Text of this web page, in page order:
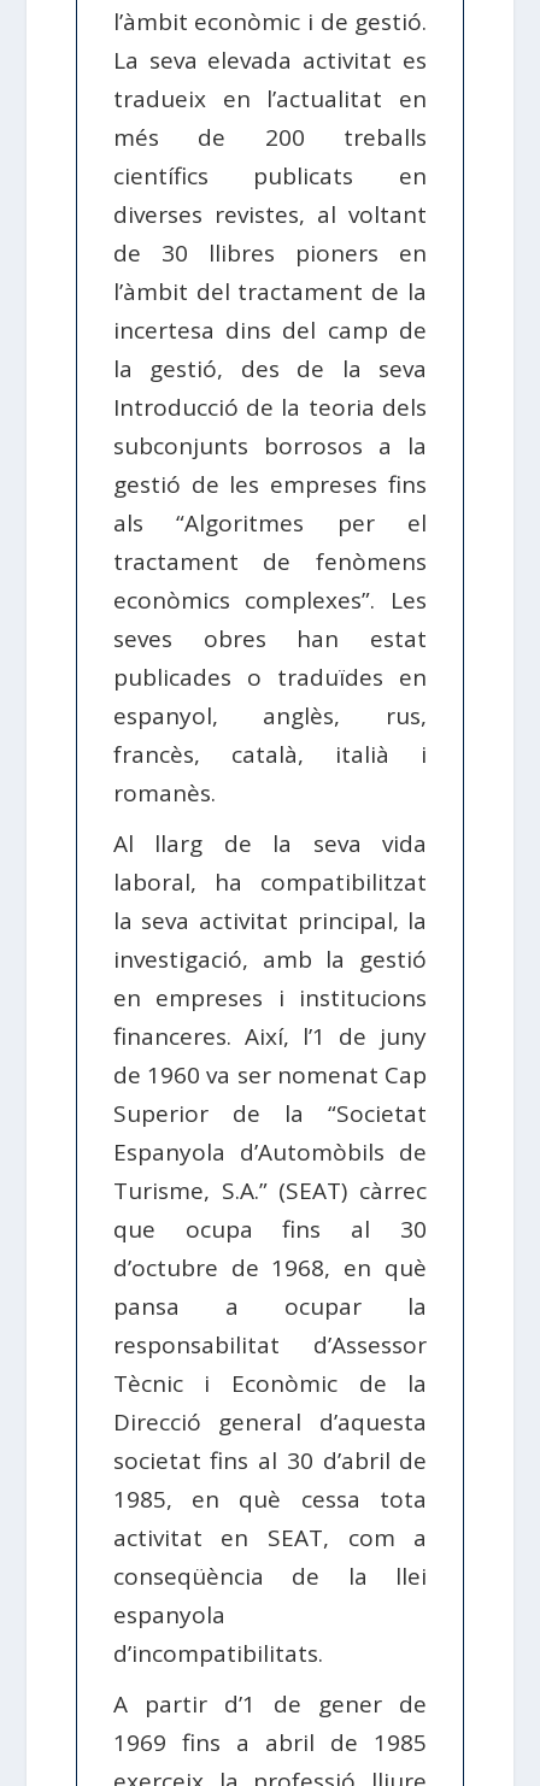
l’àmbit econòmic i de gestió.
La seva elevada activitat es
tradueix en l’actualitat en
més de 200 treballs
científics publicats en
diverses revistes, al voltant
de 30 llibres pioners en
l’àmbit del tractament de la
incertesa dins del camp de
la gestió, des de la seva
Introducció de la teoria dels
subconjunts borrosos a la
gestió de les empreses fins
als “Algoritmes per el
tractament de fenòmens
econòmics complexes”. Les
seves obres han estat
publicades o traduïdes en
espanyol, anglès, rus,
francès, català, italià i
romanès.
Al llarg de la seva vida
laboral, ha compatibilitzat
la seva activitat principal, la
investigació, amb la gestió
en empreses i institucions
financeres. Així, l’1 de juny
de 1960 va ser nomenat Cap
Superior de la “Societat
Espanyola d’Automòbils de
Turisme, S.A.” (SEAT) càrrec
que ocupa fins al 30
d’octubre de 1968, en què
pansa a ocupar la
responsabilitat d’Assessor
Tècnic i Econòmic de la
Direcció general d’aquesta
societat fins al 30 d’abril de
1985, en què cessa tota
activitat en SEAT, com a
conseqüència de la llei
espanyola
d’incompatibilitats.
A partir d’1 de gener de
1969 fins a abril de 1985